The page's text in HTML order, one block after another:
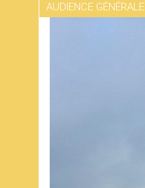
AUDIENCE GÉNÉRALE